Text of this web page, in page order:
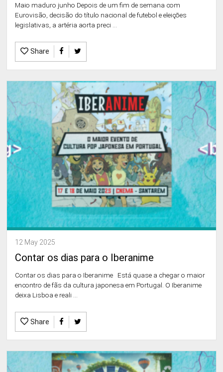
Maio maduro junho Depois de um fim de semana com
Eurovisão, decisão do título nacional de futebol e eleiçōes
legislativas, a artéria aorta preci ...
Share
12 May 2025
Contar os dias para o Iberanime
Contar os dias para o Iberanime Está quase a chegar o maior
encontro de fãs da cultura japonesa em Portugal. O Iberanime
deixa Lisboa e reali ...
Share